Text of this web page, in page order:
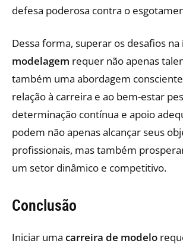
defesa poderosa contra o
Dessa forma, superar os desafios na
modelagem requer não apenas
também uma abordagem
relação à carreira e ao bem-estar
determinação contínua e apoio
podem não apenas alcançar seus
profissionais, mas também
um setor dinâmico e competitivo.
Conclusão
Iniciar uma carreira de modelo